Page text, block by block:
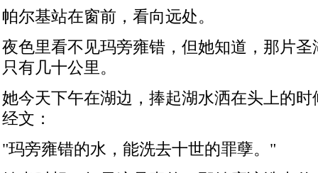
帕尔基站在窗前，看向远处。
夜色里看不见玛旁雍错，但她知道，那片
只有几十公里。
她今天下午在湖边，捧起湖水洒在头上的
经文：
"玛旁雍错的水，能洗去十世的罪孽。 "